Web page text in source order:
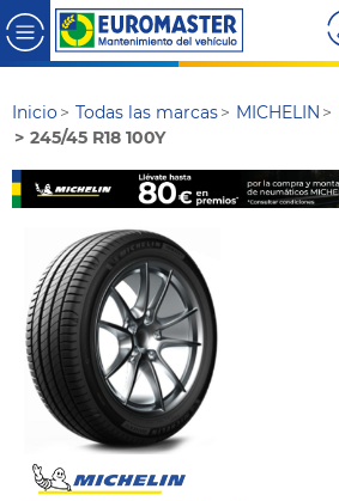
Inicio Todas las marcas MICHELIN
245/45 R18 100Y